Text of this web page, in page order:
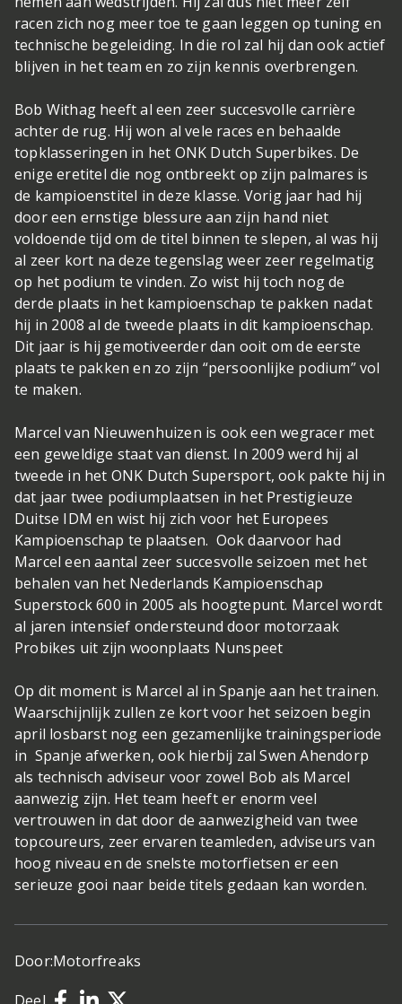
racen zich nog meer toe te gaan leggen op tuning en
technische begeleiding. In die rol zal hij dan ook actief
blijven in het team en zo zijn kennis overbrengen.
Bob Withag heeft al een zeer succesvolle carrière
achter de rug. Hij won al vele races en behaalde
topklasseringen in het ONK Dutch Superbikes. De
enige eretitel die nog ontbreekt op zijn palmares is
de kampioenstitel in deze klasse. Vorig jaar had hij
door een ernstige blessure aan zijn hand niet
voldoende tijd om de titel binnen te slepen, al was hij
al zeer kort na deze tegenslag weer zeer regelmatig
op het podium te vinden. Zo wist hij toch nog de
derde plaats in het kampioenschap te pakken nadat
hij in 2008 al de tweede plaats in dit kampioenschap.
Dit jaar is hij gemotiveerder dan ooit om de eerste
plaats te pakken en zo zijn “persoonlijke podium” vol
te maken.
Marcel van Nieuwenhuizen is ook een wegracer met
een geweldige staat van dienst. In 2009 werd hij al
tweede in het ONK Dutch Supersport, ook pakte hij in
dat jaar twee podiumplaatsen in het Prestigieuze
Duitse IDM en wist hij zich voor het Europees
Kampioenschap te plaatsen. Ook daarvoor had
Marcel een aantal zeer succesvolle seizoen met het
behalen van het Nederlands Kampioenschap
Superstock 600 in 2005 als hoogtepunt. Marcel wordt
al jaren intensief ondersteund door motorzaak
Probikes uit zijn woonplaats Nunspeet
Op dit moment is Marcel al in Spanje aan het trainen.
Waarschijnlijk zullen ze kort voor het seizoen begin
april losbarst nog een gezamenlijke trainingsperiode
in Spanje afwerken, ook hierbij zal Swen Ahendorp
als technisch adviseur voor zowel Bob als Marcel
aanwezig zijn. Het team heeft er enorm veel
vertrouwen in dat door de aanwezigheid van twee
topcoureurs, zeer ervaren teamleden, adviseurs van
hoog niveau en de snelste motorfietsen er een
serieuze gooi naar beide titels gedaan kan worden.
Door:Motorfreaks